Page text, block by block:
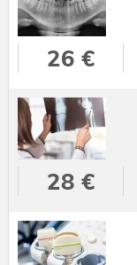
26 €
28 €